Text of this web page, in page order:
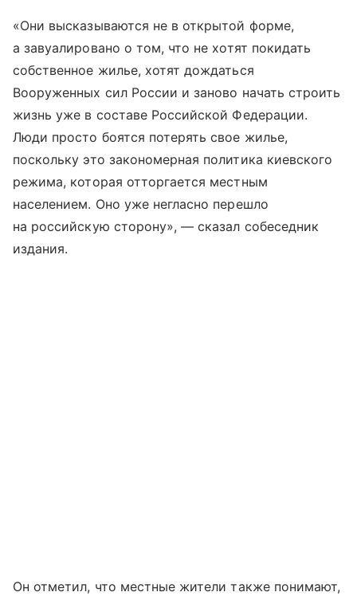
«Они высказываются не в открытой форме,
а завуалировано о том, что не хотят покидать
собственное жилье, хотят дождаться
Вооруженных сил России и заново начать строить
жизнь уже в составе Российской Федерации.
Люди просто боятся потерять свое жилье,
поскольку это закономерная политика киевского
режима, которая отторгается местным
населением. Оно уже негласно перешло
на российскую сторону», — сказал собеседник
издания.
Он отметил, что местные жители также понимают,